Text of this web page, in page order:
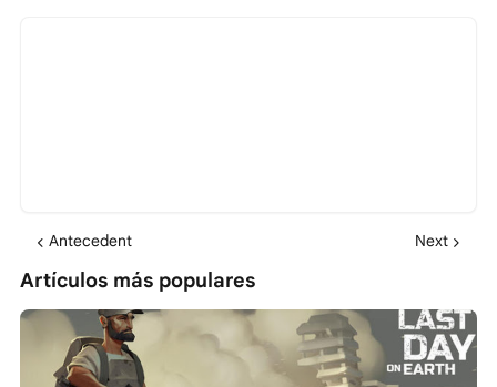
Antecedent Next
Artículos más populares